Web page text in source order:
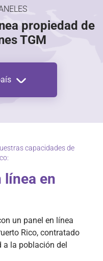
propiedad de
TGM
capacidades de
línea en
un panel en línea
Rico, contratado
a la población del